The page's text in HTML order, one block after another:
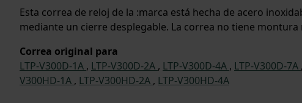
Esta correa de reloj de la :marca está hecha de acero
mediante un cierre desplegable. La correa no tiene
Correa original para
LTP-V300D-1A , LTP-V300D-2A , LTP-V300D-4A , LTP-V300D-7A ,
V300HD-1A , LTP-V300HD-2A , LTP-V300HD-4A